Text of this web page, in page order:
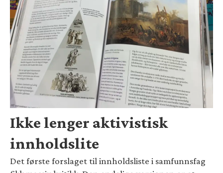
Ikke lenger aktivistisk
innholdslite
Det første forslaget til innholdsliste i samfunnsfag